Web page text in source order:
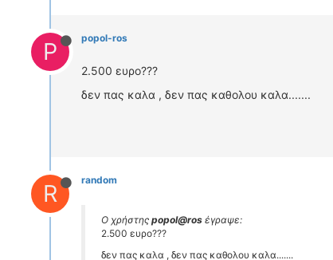
P popol-ros
2.500 ευρο???
δεν πας καλα , δεν πας καθολου καλα.......
R random
Ο χρήστης popol@ros έγραψε:
2.500 ευρο???
δεν πας καλα , δεν πας καθολου καλα.......